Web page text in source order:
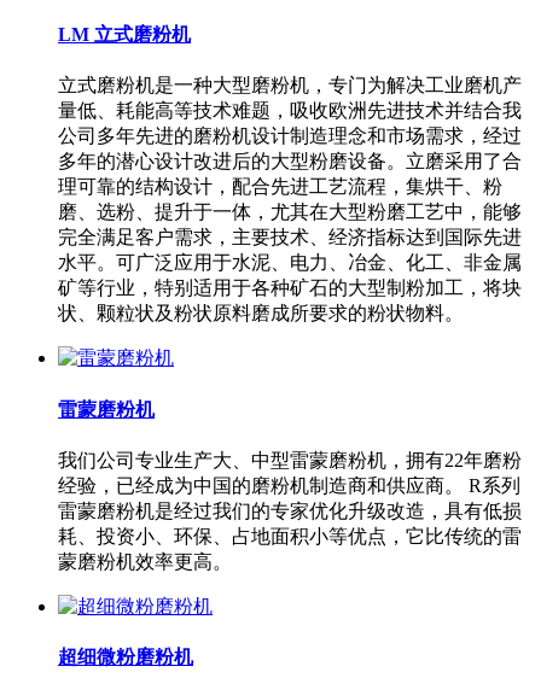
LM 立式磨粉机
立式磨粉机是一种大型磨粉机，专门为解决工业磨机产
量低、耗能高等技术难题，吸收欧洲先进技术并结合我
公司多年先进的磨粉机设计制造理念和市场需求，经过
多年的潜心设计改进后的大型粉磨设备。立磨采用了合
理可靠的结构设计，配合先进工艺流程，集烘干、粉
磨、选粉、提升于一体，尤其在大型粉磨工艺中，能够
完全满足客户需求，主要技术、经济指标达到国际先进
水平。可广泛应用于水泥、电力、冶金、化工、非金属
矿等行业，特别适用于各种矿石的大型制粉加工，将块
状、颗粒状及粉状原料磨成所要求的粉状物料。
雷蒙磨粉机
我们公司专业生产大、中型雷蒙磨粉机，拥有22年磨粉
经验，已经成为中国的磨粉机制造商和供应商。 R系列
雷蒙磨粉机是经过我们的专家优化升级改造，具有低损
耗、投资小、环保、占地面积小等优点，它比传统的雷
蒙磨粉机效率更高。
超细微粉磨粉机